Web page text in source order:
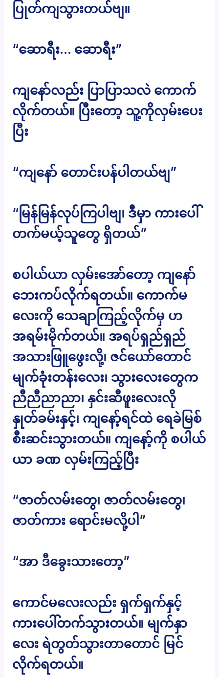
ပြုတ်ကျသွားတယ်ဗျ။
“ဆောရီး… ဆောရီး”
ကျနော်လည်း ပြာပြာသလဲ ကောက်
လိုက်တယ်။ ပြီးတော့ သူ့ကိုလှမ်းပေး
ပြီး
“ကျနော် တောင်းပန်ပါတယ်ဗျ”
“မြန်မြန်လုပ်ကြပါဗျ၊ ဒီမှာ ကားပေါ်
တက်မယ့်သူတွေ ရှိတယ်”
စပါယ်ယာ လှမ်းအော်တော့ ကျနော်
ဘေးကပ်လိုက်ရတယ်။ ကောက်မ
လေးကို သေချာကြည့်လိုက်မှ ဟ
အရမ်းမိုက်တယ်။ အရပ်ရှည်ရှည်
အသားဖြူဖွေးလို့၊ ဇင်ယော်တောင်
မျက်ခုံးတန်းလေး၊ သွားလေးတွေက
ညီညီညာညာ၊ နှင်းဆီဖူးလေးလို
နှုတ်ခမ်းနှင့်၊ ကျနော့်ရင်ထဲ ရေခဲမြစ်
စီးဆင်းသွားတယ်။ ကျနော့်ကို စပါယ်
ယာ ခဏ လှမ်းကြည့်ပြီး
“ဇာတ်လမ်းတွေ၊ ဇာတ်လမ်းတွေ၊
ဇာတ်ကား ရောင်းမလို့ပါ”
“အာ ဒီခွေးသားတော့”
ကောင်မလေးလည်း ရှက်ရှက်နှင့်
ကားပေါ်တက်သွားတယ်။ မျက်နှာ
လေး ရဲတွတ်သွားတာတောင် မြင်
လိုက်ရတယ်။